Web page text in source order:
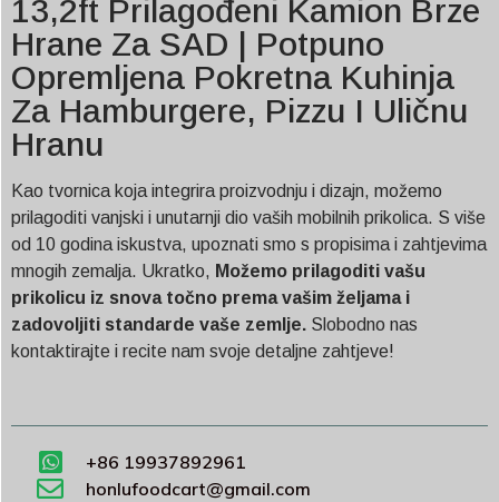
13,2ft Prilagođeni Kamion Brze
Hrane Za SAD | Potpuno
Opremljena Pokretna Kuhinja
Za Hamburgere, Pizzu I Uličnu
Hranu
Kao tvornica koja integrira proizvodnju i dizajn, možemo
prilagoditi vanjski i unutarnji dio vaših mobilnih prikolica. S više
od 10 godina iskustva, upoznati smo s propisima i zahtjevima
mnogih zemalja. Ukratko, Možemo prilagoditi vašu
prikolicu iz snova točno prema vašim željama i
zadovoljiti standarde vaše zemlje. Slobodno nas
kontaktirajte i recite nam svoje detaljne zahtjeve!
+86 19937892961
honlufoodcart@gmail.com